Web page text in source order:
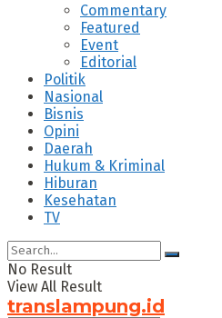
Commentary
Featured
Event
Editorial
Politik
Nasional
Bisnis
Opini
Daerah
Hukum & Kriminal
Hiburan
Kesehatan
TV
No Result
View All Result
translampung.id